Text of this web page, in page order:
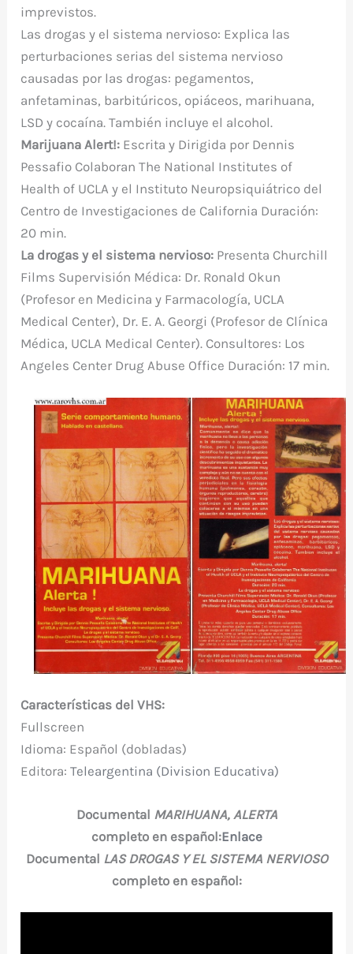
imprevistos.
Las drogas y el sistema nervioso: Explica las
perturbaciones serias del sistema nervioso
causadas por las drogas: pegamentos,
anfetaminas, barbitúricos, opiáceos, marihuana,
LSD y cocaína. También incluye el alcohol.
Marijuana Alert!: Escrita y Dirigida por Dennis
Pessafio Colaboran The National Institutes of
Health of UCLA y el Instituto Neuropsiquiátrico del
Centro de Investigaciones de California Duración:
20 min.
La drogas y el sistema nervioso: Presenta Churchill
Films Supervisión Médica: Dr. Ronald Okun
(Profesor en Medicina y Farmacología, UCLA
Medical Center), Dr. E. A. Georgi (Profesor de Clínica
Médica, UCLA Medical Center). Consultores: Los
Angeles Center Drug Abuse Office Duración: 17 min.
Características del VHS:
Fullscreen
Idioma: Español (dobladas)
Editora:Teleargentina (Division Educativa)
Documental MARIHUANA, ALERTA
completo en español:Enlace
Documental LAS DROGAS Y EL SISTEMA NERVIOSO
completo en español: